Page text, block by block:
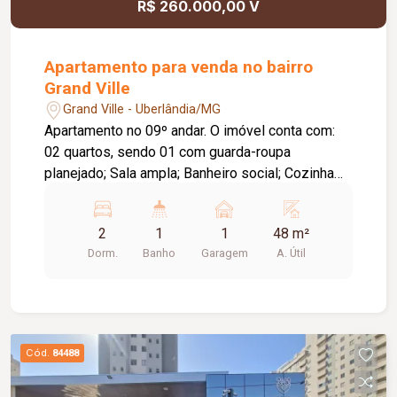
R$ 260.000,00 V
Apartamento para venda no bairro
Grand Ville
Grand Ville - Uberlândia/MG
Apartamento no 09º andar. O imóvel conta com:
02 quartos, sendo 01 com guarda-roupa
planejado; Sala ampla; Banheiro social; Cozinha
vaga de garagem; O condomínio conta com:
Elevador social e de serviço; Portaria 24 horas
com monitoramento; Piscina adulto e infantil;
automática; Diferenciais: Vista panorâmica para
parque da região; Piso em porcelanato; Gás
encanado; Localização privilegiada, próxima a
2
Dorm.
1
Banho
1
Garagem
48 m²
A. Útil
Cód. 84488